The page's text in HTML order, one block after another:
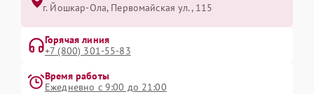
г. Йошкар-Ола, Первомайская ул., 115
Горячая линия
+7 (800) 301-55-83
Время работы
Ежедневно с 9:00 до 21:00